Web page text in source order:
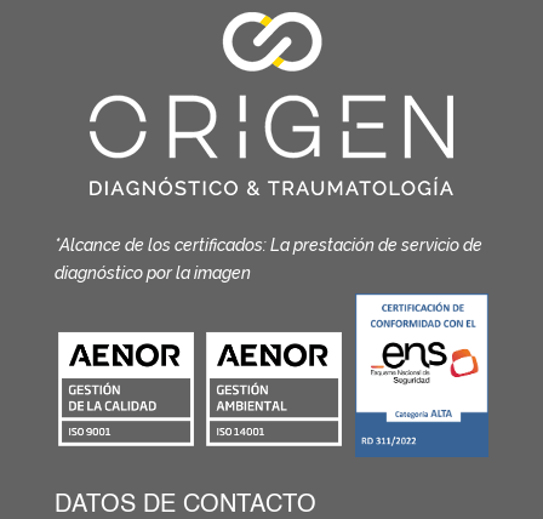
*Alcance de los certificados: La prestación de servicio de
diagnóstico por la imagen
DATOS DE CONTACTO